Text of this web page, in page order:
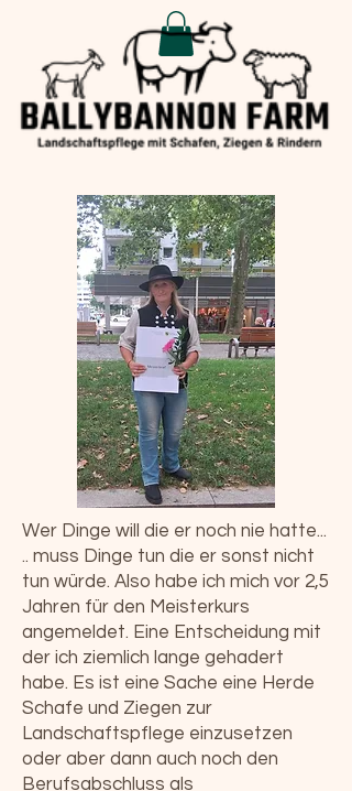
Wer Dinge will die er noch nie hatte...
.. muss Dinge tun die er sonst nicht
tun würde. Also habe ich mich vor 2,5
Jahren für den Meisterkurs
angemeldet. Eine Entscheidung mit
der ich ziemlich lange gehadert
habe. Es ist eine Sache eine Herde
Schafe und Ziegen zur
Landschaftspflege einzusetzen
oder aber dann auch noch den
Berufsabschluss als